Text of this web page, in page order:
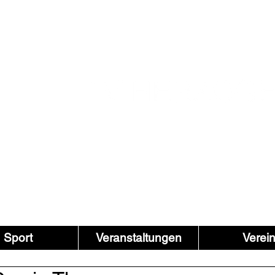
Sport Veranstaltungen Verein